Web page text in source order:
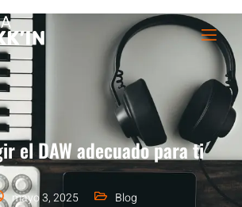
el DAW adecuado para ti
mayo 3, 2025 Blog